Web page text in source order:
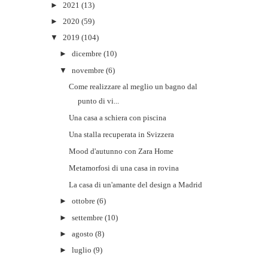
► 2021 (13)
► 2020 (59)
▼
2019 (104)
►dicembre (10)
▼
novembre (6)
Come realizzare al meglio un bagno dal
punto di vi...
Una casa a schiera con piscina
Una stalla recuperata in Svizzera
Mood d'autunno con Zara Home
Metamorfosi di una casa in rovina
La casa di un'amante del design a Madrid
►ottobre (6)
►settembre (10)
►agosto (8)
►luglio (9)